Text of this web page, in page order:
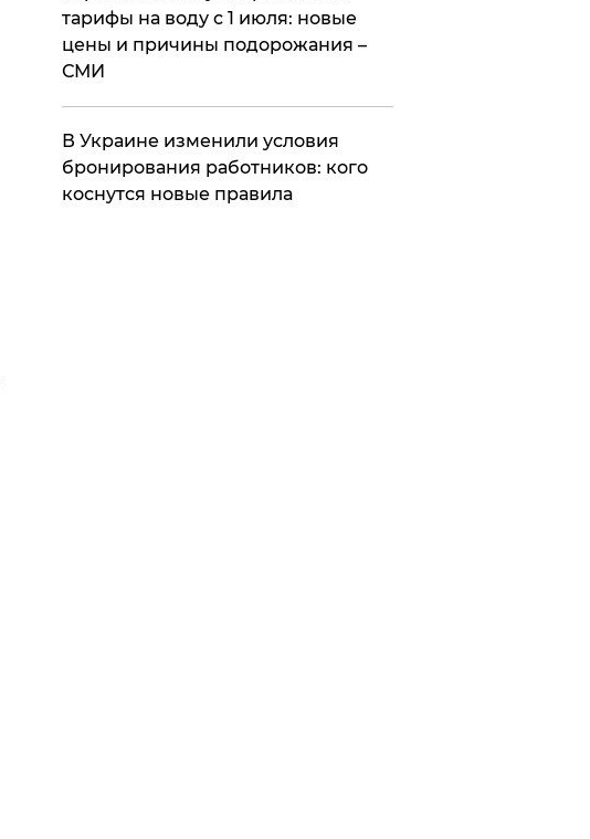
тарифы на воду с 1 июля: новые
цены и причины подорожания –
СМИ
В Украине изменили условия
бронирования работников: кого
коснутся новые правила